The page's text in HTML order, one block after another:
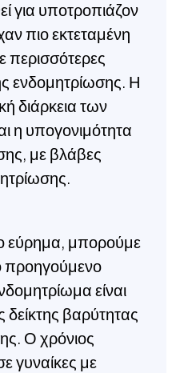
για υποτροπιάζον
πιο εκτεταμένη
περισσότερες
ενδομητρίωσης. Η
διάρκεια των
η υπογονιμότητα
με βλάβες
εύρημα, μπορούμε
είναι
δείκτης βαρύτητας
Ο χρόνιος
γυναίκες με